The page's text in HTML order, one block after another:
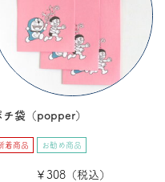
チ袋（popper）
着商品 お勧め商品
￥308（税込）